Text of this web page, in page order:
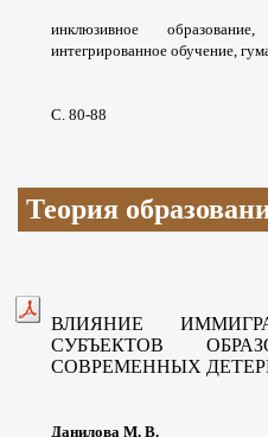
инклюзивное
интегрированное обучение,
С. 80-88
Теория
ВЛИЯНИЕ
СУБЪЕКТОВ
СОВРЕМЕННЫХ
Данилова М. В.